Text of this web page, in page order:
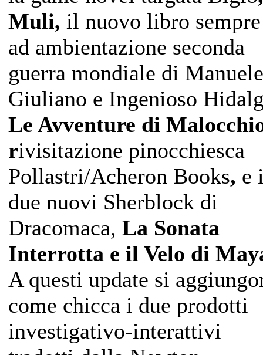
Muli, il nuovo libro sempre
ad ambientazione seconda
guerra mondiale di Manuele
Giuliano e Ingenioso
Le Avventure di
rivisitazione pinocchiesca
Pollastri/Acheron Books, e
due nuovi Sherblock di
Dracomaca, La Sonata
Interrotta e il Velo di
A questi update si
come chicca i due prodotti
investigativo-interattivi